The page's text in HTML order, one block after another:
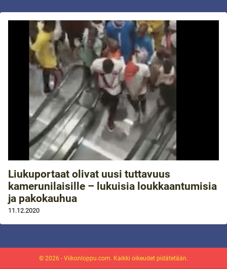
Liukuportaat olivat uusi tuttavuus
kamerunilaisille – lukuisia loukkaantumisia
ja pakokauhua
11.12.2020
© 2026 - Viikonloppu.com. Kaikki oikeudet pidätetään.